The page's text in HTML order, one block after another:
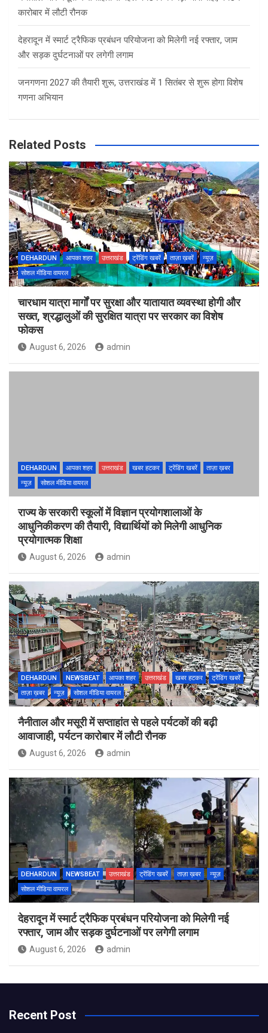
कारोबार में लौटी रौनक
देहरादून में स्मार्ट ट्रैफिक प्रबंधन परियोजना को मिलेगी नई रफ्तार, जाम
और सड़क दुर्घटनाओं पर लगेगी लगाम
जनगणना 2027 की तैयारी शुरू, उत्तराखंड में 1 सितंबर से शुरू होगा विशेष
गणना अभियान
Related Posts
DEHARDUN आपका शहर उत्तराखंड ट्रेंडिंग खबरें ताज़ा ख़बरें
न्यूज़
सोशल मीडिया वायरल
चारधाम यात्रा मार्गों पर सुरक्षा और यातायात व्यवस्था होगी और
सख्त, श्रद्धालुओं की सुरक्षित यात्रा पर सरकार का विशेष
फोकस
August 6, 2026 admin
DEHARDUN आपका शहर उत्तराखंड खबर हटकर ट्रेंडिंग खबरें
ताज़ा ख़बर
न्यूज़
सोशल मीडिया वायरल
राज्य के सरकारी स्कूलों में विज्ञान प्रयोगशालाओं के
आधुनिकीकरण की तैयारी, विद्यार्थियों को मिलेगी आधुनिक
प्रयोगात्मक शिक्षा
August 6, 2026 admin
DEHARDUN NEWSBEAT आपका शहर उत्तराखंड खबर हटकर
ट्रेंडिंग खबरें
ताज़ा ख़बर
न्यूज़ सोशल मीडिया वायरल
नैनीताल और मसूरी में सप्ताहांत से पहले पर्यटकों की बढ़ी
आवाजाही, पर्यटन कारोबार में लौटी रौनक
August 6, 2026 admin
DEHARDUN NEWSBEAT उत्तराखंड ट्रेंडिंग खबरें ताज़ा ख़बर
न्यूज़
सोशल मीडिया वायरल
देहरादून में स्मार्ट ट्रैफिक प्रबंधन परियोजना को मिलेगी नई
रफ्तार, जाम और सड़क दुर्घटनाओं पर लगेगी लगाम
August 6, 2026 admin
Recent Post